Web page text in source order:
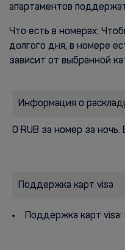
апартаментов
Что есть в номерах:
долгого дня, в номере
зависит от выбранной
Информация о
0 RUB за номер за
Поддержка карт visa
Поддержка карт visa: